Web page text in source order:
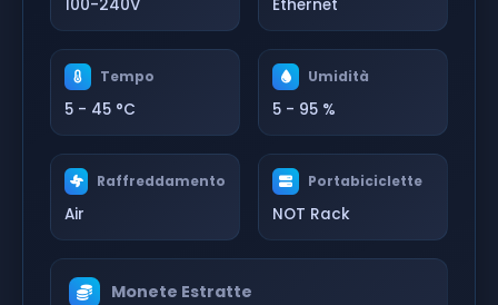
100-240V Ethernet
Tempo
5 - 45 °C
Umidità
5 - 95 %
Raffreddamento
Air
Portabiciclette
NOT Rack
Monete Estratte